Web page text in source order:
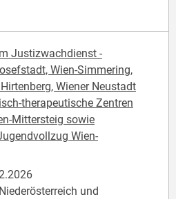
Justizwachdienst -
Wien-Simmering,
Wiener Neustadt
therapeutische Zentren
Mittersteig sowie
Wien-
und